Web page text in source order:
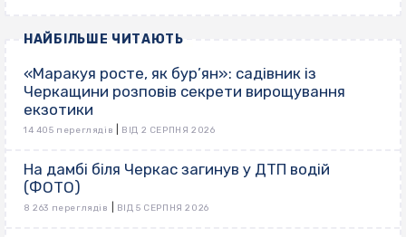
НАЙБІЛЬШЕ ЧИТАЮТЬ
«Маракуя росте, як бур’ян»: садівник із
Черкащини розповів секрети вирощування
екзотики
14 405 переглядів ВІД 2 СЕРПНЯ 2026
На дамбі біля Черкас загинув у ДТП водій
(ФОТО)
8 263 переглядів ВІД 5 СЕРПНЯ 2026